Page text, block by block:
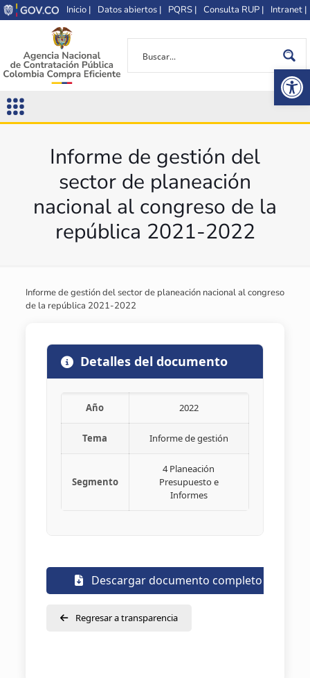
Inicio | Datos abiertos | PQRS | Consulta RUP | Intranet |
Informe de gestión del
sector de planeación
nacional al congreso de la
república 2021-2022
Informe de gestión del sector de planeación nacional al congreso
de la república 2021-2022
Detalles del documento
Año 2022
Tema Informe de gestión
Segmento
4 Planeación
Presupuesto e
Informes
Descargar documento completo
Regresar a transparencia